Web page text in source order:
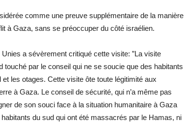
comme une preuve supplémentaire de la manière
à Gaza, sans se préoccuper du côté israélien.
a sévèrement critiqué cette visite: ”La visite
par le conseil qui ne se soucie que des habitants
les otages. Cette visite ôte toute légitimité aux
à Gaza. Le conseil de sécurité, qui n’a même pas
de son souci face à la situation humanitaire à Gaza
du sud qui ont été massacrés par le Hamas, ni